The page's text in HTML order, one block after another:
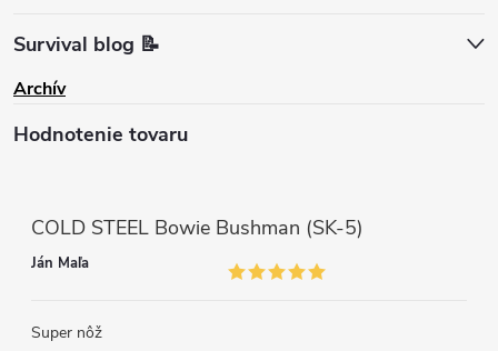
Survival blog 📝
Archív
Hodnotenie tovaru
COLD STEEL Bowie Bushman (SK-5)
Ján Maľa
Super nôž